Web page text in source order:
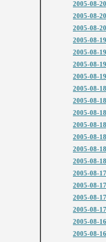
2005-08-20
2005-08-20
2005-08-20
2005-08-19
2005-08-19
2005-08-19
2005-08-19
2005-08-18
2005-08-18
2005-08-18
2005-08-18
2005-08-18
2005-08-18
2005-08-18
2005-08-17
2005-08-17
2005-08-17
2005-08-17
2005-08-16
2005-08-16